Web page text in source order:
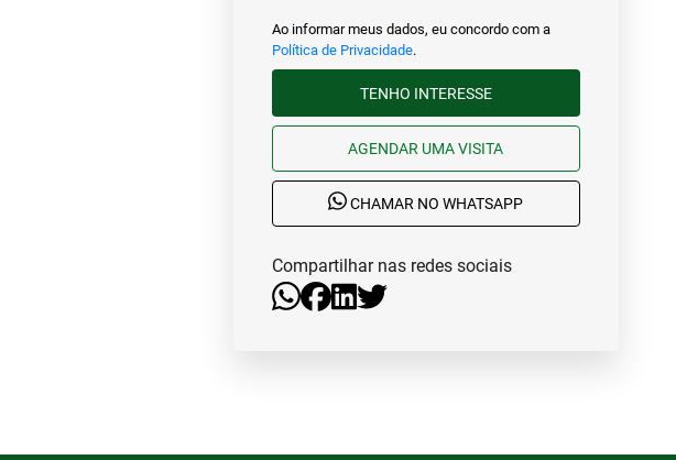
Ao informar meus dados, eu concordo com a
Política de Privacidade.
TENHO INTERESSE
AGENDAR UMA VISITA
CHAMAR NO WHATSAPP
Compartilhar nas redes sociais